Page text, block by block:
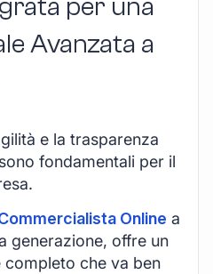
per una
Avanzata a
e la trasparenza
fondamentali per il
Online a
generazione, offre un
che va ben